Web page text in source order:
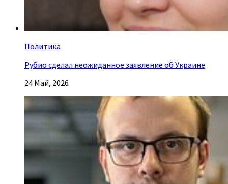
Политика
Рубио сделал неожиданное заявление об Украине
24 Май, 2026